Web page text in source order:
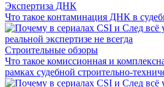
Экспертиза ДНК
Что такое контаминация ДНК в
Строительные обзоры
Что такое комиссионная и
рамках судебной строительно-